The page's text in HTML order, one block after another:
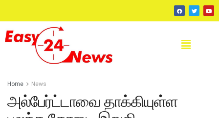
Home News
அல்பேர்ட்டாவை தாக்கியுள்ள